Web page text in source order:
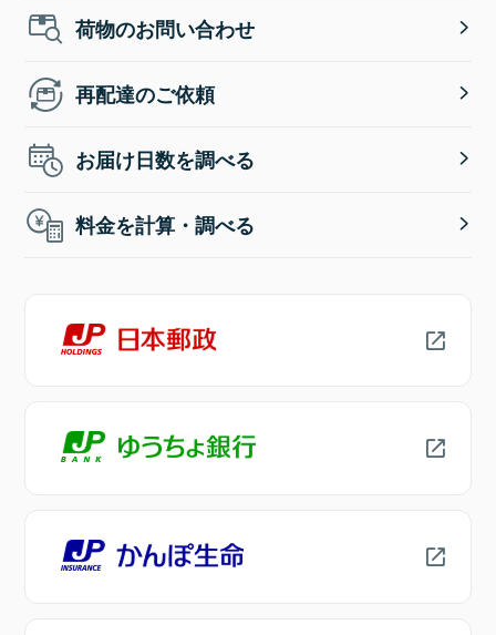
荷物のお問い合わせ
再配達のご依頼
お届け日数を調べる
料金を計算・調べる